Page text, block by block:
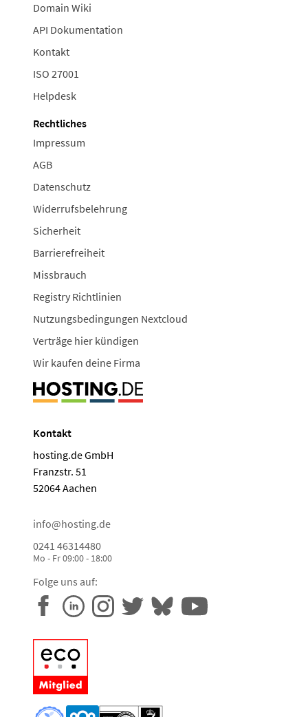
Domain Wiki
API Dokumentation
Kontakt
ISO 27001
Helpdesk
Rechtliches
Impressum
AGB
Datenschutz
Widerrufsbelehrung
Sicherheit
Barrierefreiheit
Missbrauch
Registry Richtlinien
Nutzungsbedingungen Nextcloud
Verträge hier kündigen
Wir kaufen deine Firma
Kontakt
hosting.de GmbH
Franzstr. 51
52064 Aachen
info@hosting.de
0241 46314480
Mo - Fr 09:00 - 18:00
Folge uns auf: